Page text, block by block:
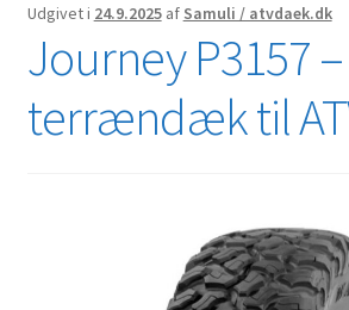
Udgivet i 24.9.2025 af Samuli / atvdaek.dk
Journey P3157
terrændæk til